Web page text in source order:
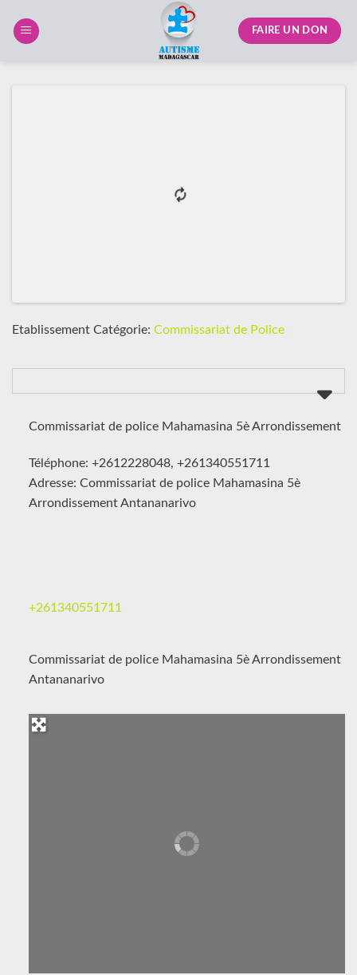
FAIRE UN DON
Etablissement Catégorie: Commissariat de Police
Commissariat de police Mahamasina 5è Arrondissement
Téléphone: +2612228048, +261340551711
Adresse: Commissariat de police Mahamasina 5è
Arrondissement Antananarivo
+261340551711
Commissariat de police Mahamasina 5è Arrondissement
Antananarivo